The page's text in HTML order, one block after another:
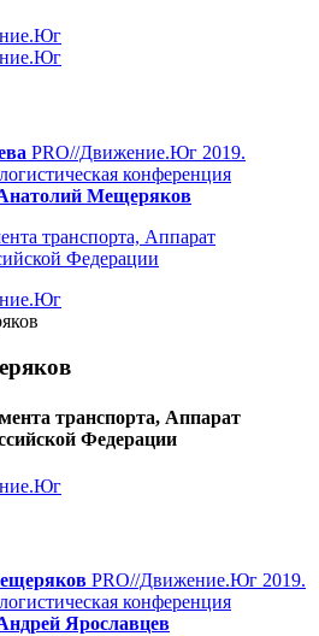
PRO//Движение.Юг 2019.
конференция
Мещеряков
транспорта, Аппарат
Федерации
транспорта, Аппарат
Федерации
PRO//Движение.Юг 2019.
конференция
Ярославцев